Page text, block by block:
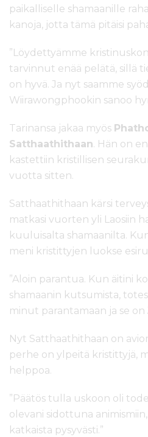
paikalliselle shamaanille
kanoja, jotta tämä pitäisi
”Löydettyämme
tarvinnut enää pelätä, sillä
on hyvä. Ja nyt saamme
Wiirawongphookin sanoo
Tarinansa jakaa myös
Satthaathithaan. Hän on
kastettiin kristillisen
vuotta sitten.
Satthaathithaan kärsi
matkasi vuorten yli Laosiin
kuuluisalta shamaanilta.
meni kristittyjen luokse
”Aloin parantua. Kun äitini
shamaanin kutsumista,
minut parantamaan ja se on
Nyt Satthaathithaan on
perhe on ylpeitä kristittyjä,
helppoa.
”Päätös tulla uskoon oli
olevani sidottuna
katkaista pysyvästi.”